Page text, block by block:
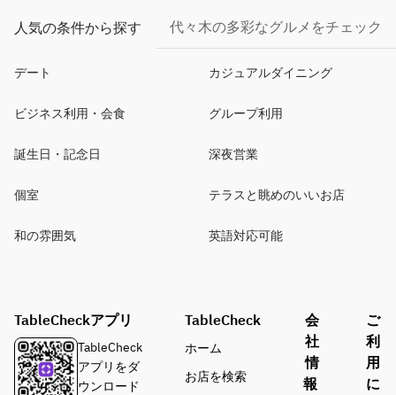
人気の条件から探す 代々木の多彩なグルメをチェック
デート カジュアルダイニング
ビジネス利用・会食 グループ利用
誕生日・記念日 深夜営業
個室 テラスと眺めのいいお店
和の雰囲気 英語対応可能
TableCheckアプリ
TableCheck
アプリをダ
ウンロード
TableCheck
ホーム
お店を検索
会
社
情
報
ご
利
用
に